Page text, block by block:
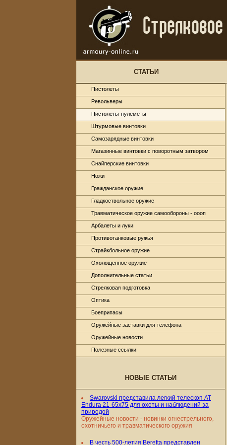
СТАТЬИ
Пистолеты
Револьверы
Пистолеты-пулеметы
Штурмовые винтовки
Самозарядные винтовки
Магазинные винтовки с поворотным затвором
Снайперские винтовки
Ножи
Гражданское оружие
Гладкоствольное оружие
Травматическое оружие самообороны - оооп
Арбалеты и луки
Противотанковые ружья
Страйкбольное оружие
Охолощенное оружие
Дополнительные статьи
Стрелковая подготовка
Оптика
Боеприпасы
Оружейные заставки для телефона
Оружейные новости
Полезные ссылки
НОВЫЕ СТАТЬИ
Swarovski представила легкий телескоп AT
Endura 21-65x75 для охоты и наблюдений за
природой
Оружейные новости - новинки огнестрельного,
охотничьего и травматического оружия
В честь 500-летия Beretta представлен